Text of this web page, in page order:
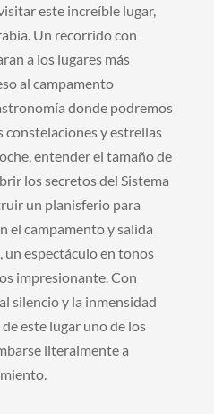
este increíble lugar,
Un recorrido con
a los lugares más
al campamento
donde podremos
constelaciones y estrellas
entender el tamaño de
los secretos del Sistema
un planisferio para
el campamento y salida
un espectáculo en tonos
impresionante. Con
silencio y la inmensidad
este lugar uno de los
literalmente a